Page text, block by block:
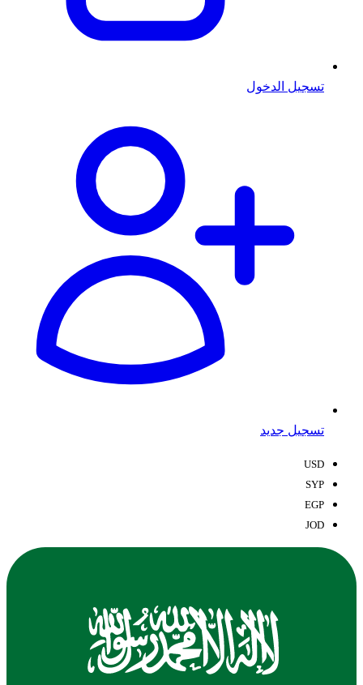
تسجيل الدخول
تسجيل جديد
USD
SYP
EGP
JOD